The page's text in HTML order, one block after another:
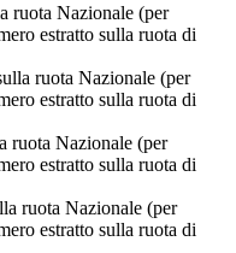
ruota Nazionale (per
estratto sulla ruota di
ruota Nazionale (per
estratto sulla ruota di
ruota Nazionale (per
estratto sulla ruota di
ruota Nazionale (per
estratto sulla ruota di